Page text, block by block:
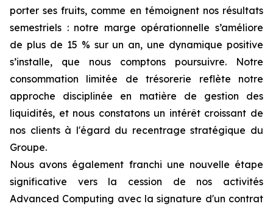
porter ses fruits, comme en témoignent nos résultats
semestriels : notre marge opérationnelle s’améliore
de plus de 15 % sur un an, une dynamique positive
s’installe, que nous comptons poursuivre. Notre
consommation limitée de trésorerie reflète notre
approche disciplinée en matière de gestion des
liquidités, et nous constatons un intérêt croissant de
nos clients à l'égard du recentrage stratégique du
Groupe.
Nous avons également franchi une nouvelle étape
significative vers la cession de nos activités
Advanced Computing avec la signature d'un contrat